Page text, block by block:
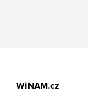
WiNAM.cz